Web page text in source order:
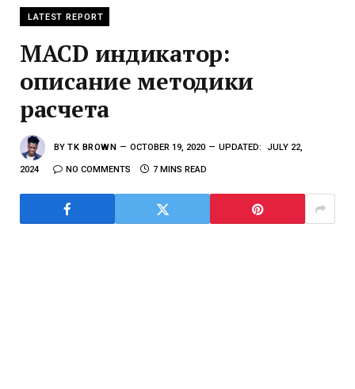
LATEST REPORT
MACD индикатор:
описание методики
расчета
BY TK BROWN OCTOBER 19, 2020 UPDATED: JULY 22,
2024 NO COMMENTS 7 MINS READ